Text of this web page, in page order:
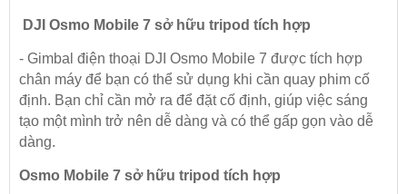
DJI Osmo Mobile 7 sở hữu tripod tích hợp
- Gimbal điện thoại DJI Osmo Mobile 7 được tích hợp
chân máy để bạn có thể sử dụng khi cần quay phim cố
định. Bạn chỉ cần mở ra để đặt cố định, giúp việc sáng
tạo một mình trở nên dễ dàng và có thể gấp gọn vào dễ
dàng.
Osmo Mobile 7 sở hữu tripod tích hợp